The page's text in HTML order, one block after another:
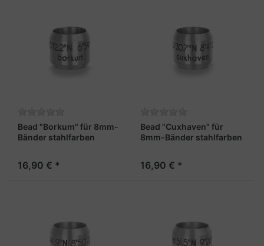
Bead "Borkum" für 8mm-
Bänder stahlfarben
16,90 € *
Bead "Cuxhaven" für
8mm-Bänder stahlfarben
16,90 € *